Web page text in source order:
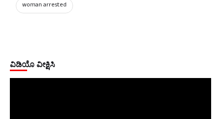
woman arrested
ವಿಡಿಯೊ ವೀಕ್ಷಿಸಿ